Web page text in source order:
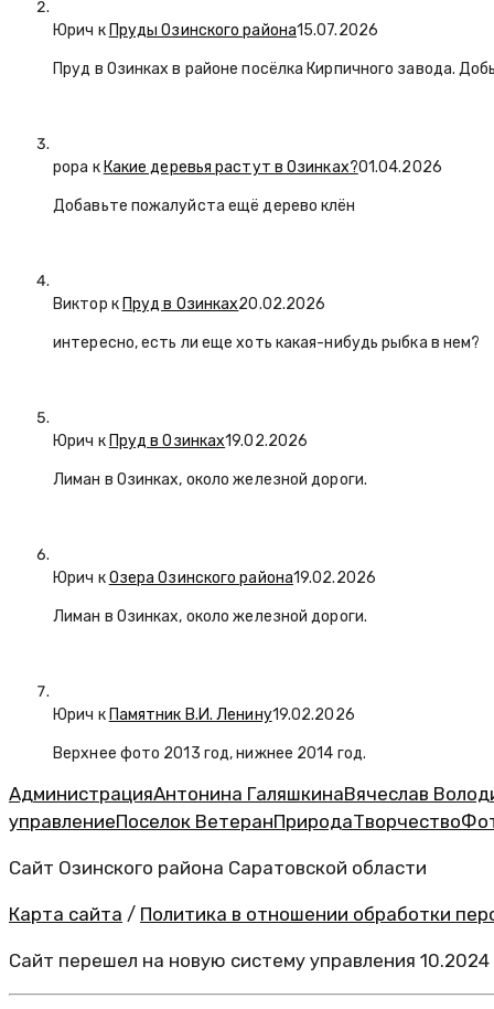
Юрич кПруды Озинского района15.07.2026
Пруд в Озинках в районе посёлка Кирпичного завода.
popa кКакие деревья растут в Озинках?01.04.2026
Добавьте пожалуйста ещё дерево клён
Виктор кПруд в Озинках20.02.2026
интересно, есть ли еще хоть какая-нибудь рыбка в нем?
Юрич кПруд в Озинках19.02.2026
Лиман в Озинках, около железной дороги.
Юрич кОзера Озинского района19.02.2026
Лиман в Озинках, около железной дороги.
Юрич кПамятник В.И. Ленину19.02.2026
Верхнее фото 2013 год, нижнее 2014 год.
АдминистрацияАнтонина ГаляшкинаВячеслав
управлениеПоселок ВетеранПриродаТворчество
Сайт Озинского района Саратовской области
Карта сайта / Политика в отношении обработки
Сайт перешел на новую систему управления 10.2024